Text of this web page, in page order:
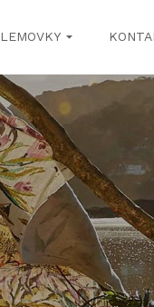
LEMOVKY